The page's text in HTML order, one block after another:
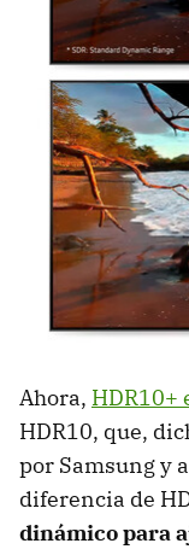
Ahora, HDR10+
HDR10, que,
por Samsung y
diferencia de
dinámico para